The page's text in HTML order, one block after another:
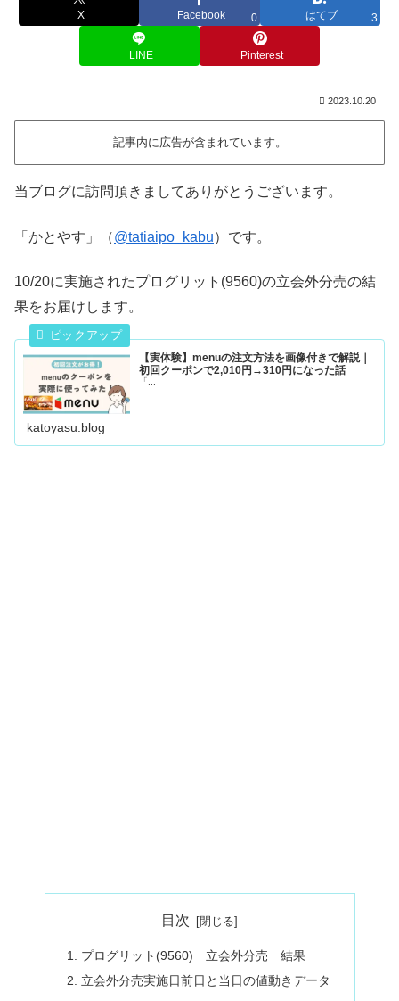
X Facebook 0 はてブ 3
LINE Pinterest
2023.10.20
記事内に広告が含まれています。
当ブログに訪問頂きましてありがとうございます。
「かとやす」（@tatiaipo_kabu）です。
10/20に実施されたプログリット(9560)の立会外分売の結
果をお届けします。
【実体験】menuの注文方法を画像付きで解説｜
初回クーポンで2,010円→310円になった話
「...
katoyasu.blog
目次
プログリット(9560) 立会外分売 結果
立会外分売実施日前日と当日の値動きデータ